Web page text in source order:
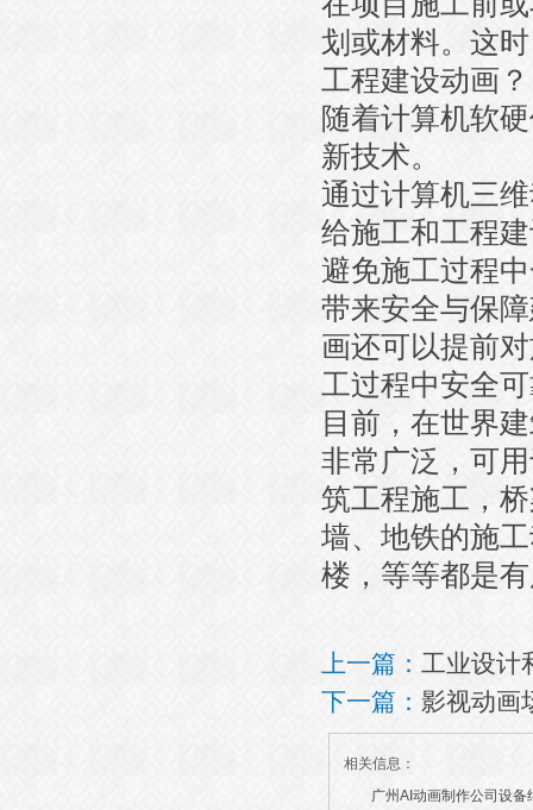
划或材料。这
工程建设动画？
随着计算机软
新技术。
通过计算机三
给施工和工程
避免施工过程
带来安全与保
画还可以提前
工过程中安全
目前，在世界
非常广泛，可
筑工程施工，
墙、地铁的施
楼，等等都是
上一篇： 工业设计
下一篇： 影视动画
相关信息：
广州AI动画制作公司设